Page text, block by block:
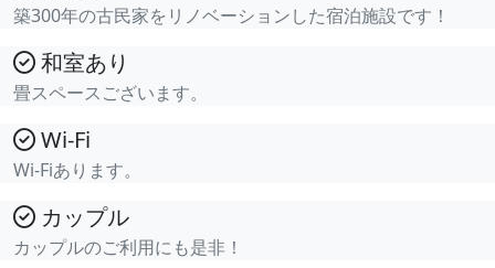
築300年の古民家をリノベーションした宿泊施設です！
和室あり
畳スペースございます。
Wi-Fi
Wi-Fiあります。
カップル
カップルのご利用にも是非！